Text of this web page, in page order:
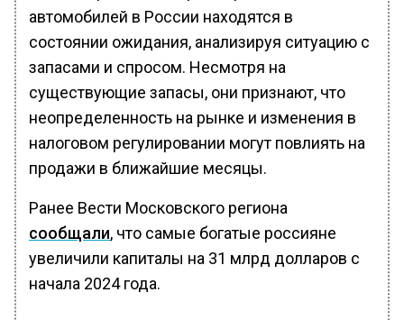
автомобилей в России находятся в
состоянии ожидания, анализируя ситуацию с
запасами и спросом. Несмотря на
существующие запасы, они признают, что
неопределенность на рынке и изменения в
налоговом регулировании могут повлиять на
продажи в ближайшие месяцы.
Ранее Вести Московского региона
сообщали, что самые богатые россияне
увеличили капиталы на 31 млрд долларов с
начала 2024 года.